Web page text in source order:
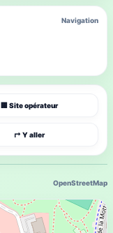
OpenStreetMap
🏢 Site opérateur
↱ Y aller
Navigation